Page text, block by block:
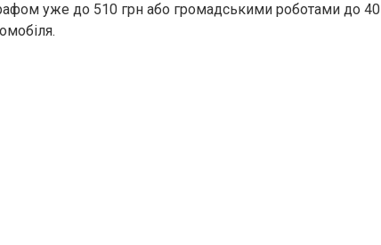
уже до 510 грн або громадськими роботами до 40